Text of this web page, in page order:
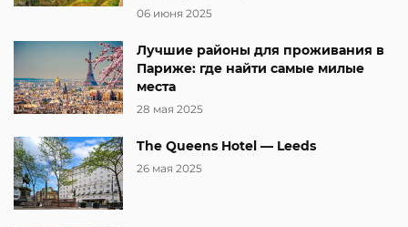
06 июня 2025
Лучшие районы для проживания в
Париже: где найти самые милые
места
28 мая 2025
The Queens Hotel — Leeds
26 мая 2025